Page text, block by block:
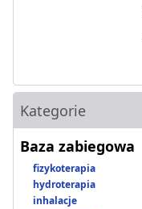
Kategorie
Baza zabiegowa
fizykoterapia
hydroterapia
inhalacje